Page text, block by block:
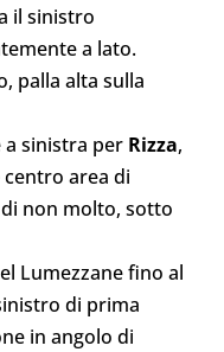
il sinistro
a lato.
palla alta sulla
sinistra per Rizza,
area di
non molto, sotto
Lumezzane fino al
di prima
in angolo di